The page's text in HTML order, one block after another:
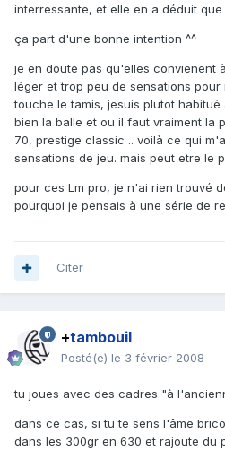
interressante, et elle en a déduit
ça part d'une bonne intention ^^
je en doute pas qu'elles convienent
léger et trop peu de sensations
touche le tamis, jesuis plutot
bien la balle et ou il faut vraiment la
70, prestige classic .. voilà ce qui
sensations de jeu. mais peut etre le
pour ces Lm pro, je n'ai rien trouvé
pourquoi je pensais à une série de
Citer
+tambouil
Posté(e) le 3 février 2008
tu joues avec des cadres "à
dans ce cas, si tu te sens l'âme
dans les 300gr en 630 et rajoute du